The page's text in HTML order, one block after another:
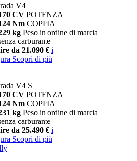
V4
CV POTENZA
Nm COPPIA
kg Peso in ordine di marcia
carburante
da 21.090 € i
Scopri di più
V4 S
CV POTENZA
Nm COPPIA
kg Peso in ordine di marcia
carburante
da 25.490 € i
Scopri di più